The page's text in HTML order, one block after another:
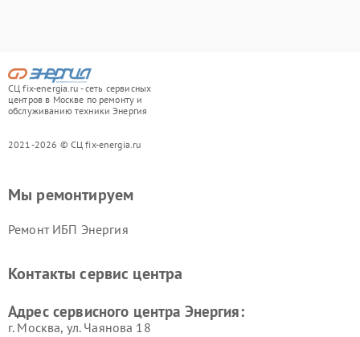
СЦ fix-energia.ru - сеть сервисных
центров в Москве по ремонту и
обслуживанию техники Энергия
2021-2026 © СЦ fix-energia.ru
Мы ремонтируем
Ремонт ИБП Энергия
Контакты сервис центра
Адрес сервисного центра Энергия:
г. Москва, ул. Чаянова 18